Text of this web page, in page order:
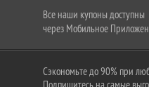
Все наши купоны доступны
через Мобильное
Сэкономьте до 90% при